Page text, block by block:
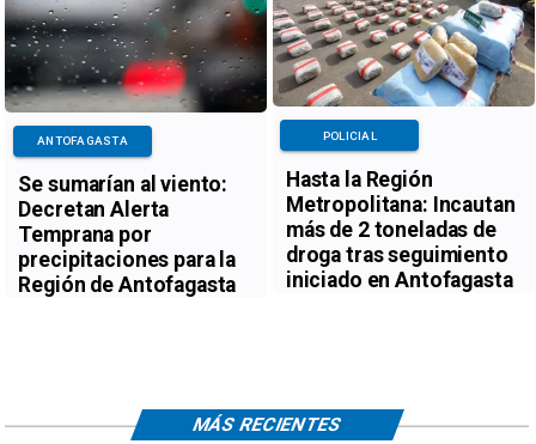
Se sumarían al viento:
Decretan Alerta
Temprana por
precipitaciones para la
Región de Antofagasta
ANTOFAGASTA
Hasta la Región
Metropolitana: Incautan
más de 2 toneladas de
droga tras seguimiento
iniciado en Antofagasta
POLICIAL
MÁS RECIENTES